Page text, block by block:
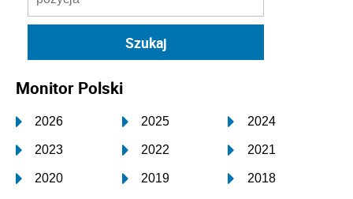
Monitor Polski
2026 2025 2024
2023 2022 2021
2020 2019 2018